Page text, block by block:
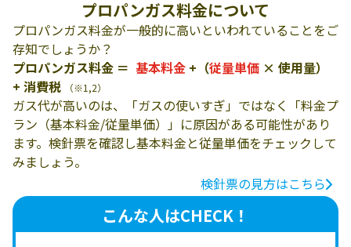
プロパンガス料金について
プロパンガス料金が一般的に高いといわれていることをご
存知でしょうか？
プロパンガス料金 ＝ 基本料金 +（従量単価 × 使用量）
+ 消費税
（※1,2）
ガス代が高いのは、「ガスの使いすぎ」ではなく「料金プ
ラン（基本料金/従量単価）」に原因がある可能性があり
ます。検針票を確認し基本料金と従量単価をチェックして
みましょう。
検針票の見方はこちら
こんな人はCHECK！